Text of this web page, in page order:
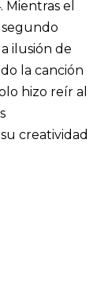
Mientras el
ilusión de
la canción
hizo reír al
creatividad